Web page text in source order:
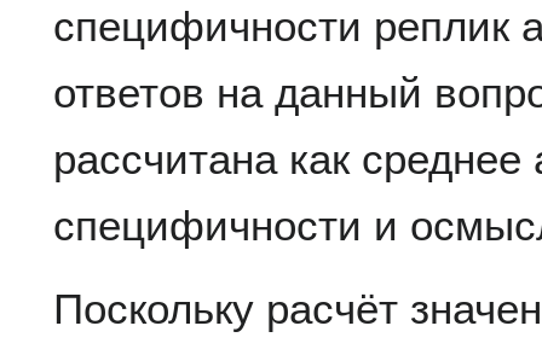
специфичности реплик
ответов на данный
рассчитана как
специфичности и
Поскольку расчёт